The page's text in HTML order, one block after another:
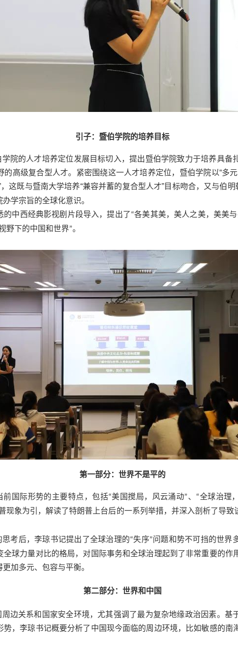
引子：暨伯学院的培养目标
院的人才培养定位发展目标切入，提出暨伯学院致力于培养具备
的高级复合型人才。紧密围绕这一人才培养定位，暨伯学院以“多
这既与暨南大学培养“兼容并蓄的复合型人才”目标吻合，又与伯明
学宗旨的全球化意识。
的中西经典影视剧片段导入，提出了“各美其美，美人之美，美美
野下的中国和世界”。
第一部分：世界不是平的
国际形势的主要特点，包括“美国搅局，风云涌动”、 “全球治理
现象为引，解读了特朗普上台后的一系列举措，并深入剖析了导致
考后，李琼书记提出了全球治理的“失序”问题和势不可挡的世界
全球力量对比的格局，对国际事务和全球治理起到了非常重要的作
加多元、包容与平衡。
第二部分：世界和中国
边关系和国家安全环境，尤其强调了最为复杂地缘政治因素。基
，李琼书记概要分析了中国现今面临的周边环境，比如敏感的南